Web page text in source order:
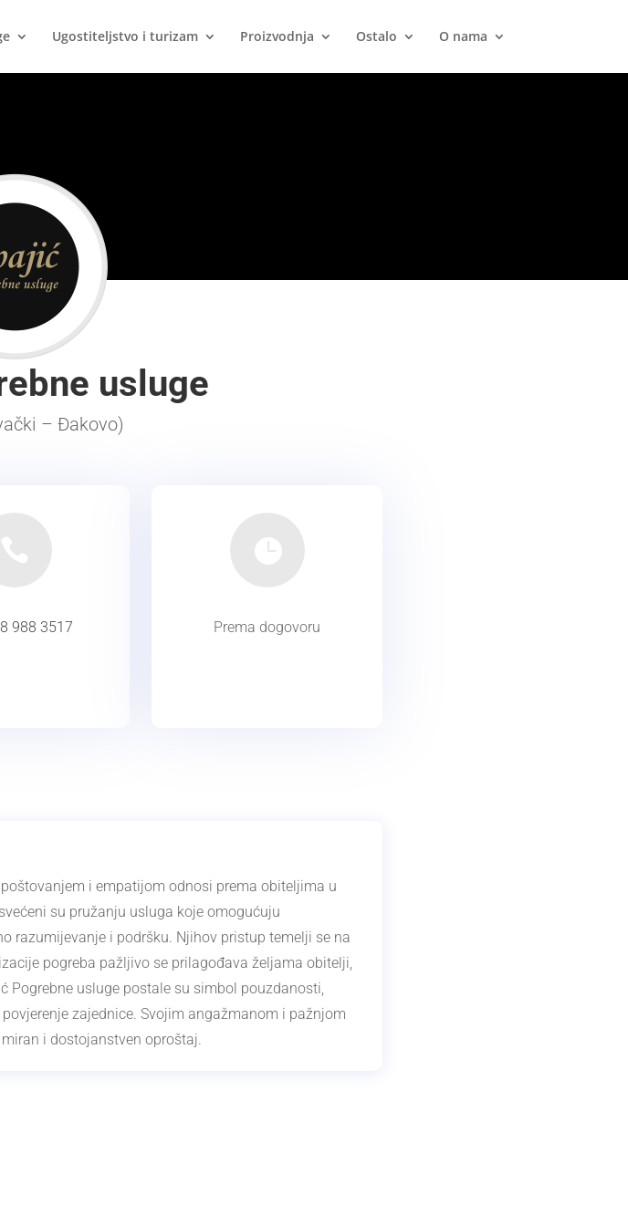
Ugostiteljstvo i turizam Proizvodnja Ostalo O nama
usluge
– Đakovo)
988 3517
Prema dogovoru
i empatijom odnosi prema obiteljima u
su pružanju usluga koje omogućuju
razumijevanje i podršku. Njihov pristup temelji se na
pogreba pažljivo se prilagođava željama obitelji,
usluge postale su simbol pouzdanosti,
zajednice. Svojim angažmanom i pažnjom
i dostojanstven oproštaj.